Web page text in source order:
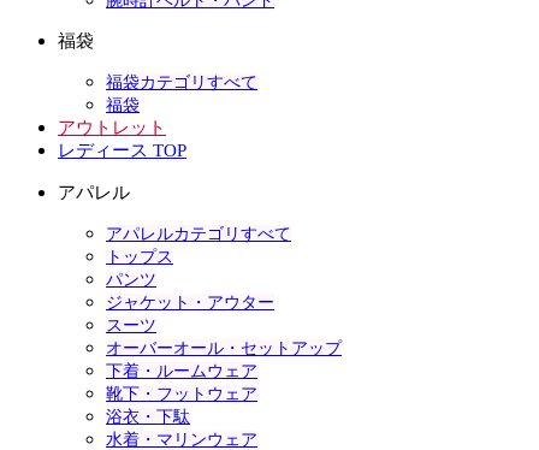
福袋
福袋カテゴリすべて
福袋
アウトレット
レディース TOP
アパレル
アパレルカテゴリすべて
トップス
パンツ
ジャケット・アウター
スーツ
オーバーオール・セットアップ
下着・ルームウェア
靴下・フットウェア
浴衣・下駄
水着・マリンウェア